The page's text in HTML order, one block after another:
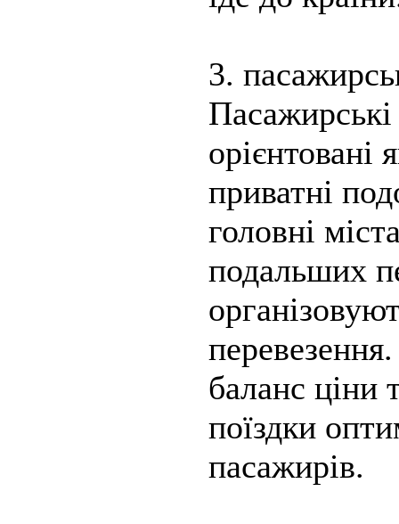
3.
орієнтовані
приватні
головні
подальших
баланс ціни
поїздки
пасажирів.